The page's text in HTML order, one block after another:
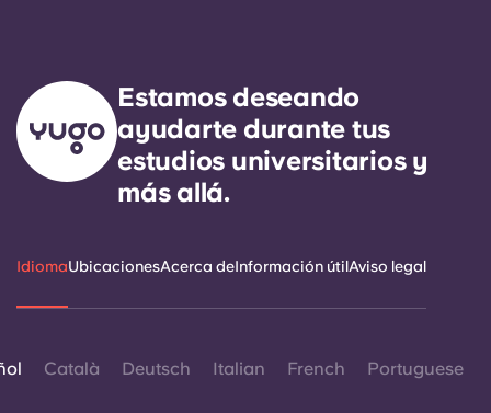
Estamos deseando
ayudarte durante tus
estudios universitarios y
más allá.
IdiomaUbicacionesAcerca deInformación útilAviso legal
Català Deutsch Italian French Portuguese